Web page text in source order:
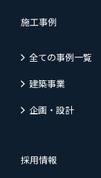
施工事例
全ての事例一覧
建築事業
企画・設計
採用情報